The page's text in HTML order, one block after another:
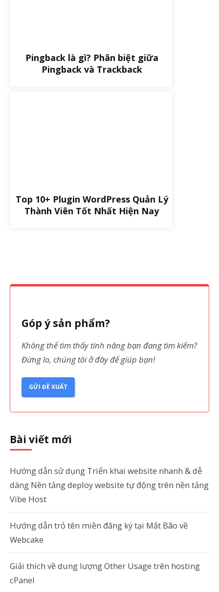
Pingback là gì? Phân biệt giữa
Pingback và Trackback
Top 10+ Plugin WordPress Quản Lý
Thành Viên Tốt Nhất Hiện Nay
Góp ý sản phẩm?
Không thể tìm thấy tính năng bạn đang tìm kiếm?
Đừng lo, chúng tôi ở đây để giúp bạn!
GỬI ĐỀ XUẤT
Bài viết mới
Hướng dẫn sử dụng Triển khai website nhanh & dễ
dàng Nền tảng deploy website tự động trên nền tảng
Vibe Host
Hướng dẫn trỏ tên miền đăng ký tại Mắt Bão về
Webcake
Giải thích về dung lượng Other Usage trên hosting
cPanel